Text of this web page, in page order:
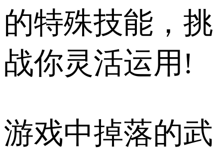
的特殊技能，挑
战你灵活运用!
游戏中掉落的武